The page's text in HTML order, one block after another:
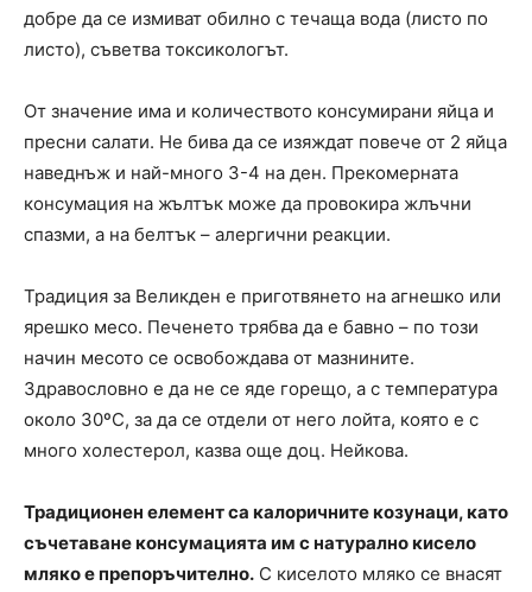
добре да се измиват обилно с течаща вода (листо по
листо), съветва токсикологът.
От значение има и количеството консумирани яйца и
пресни салати. Не бива да се изяждат повече от 2 яйца
наведнъж и най-много 3-4 на ден. Прекомерната
консумация на жълтък може да провокира жлъчни
спазми, а на белтък – алергични реакции.
Традиция за Великден е приготвянето на агнешко или
ярешко месо. Печенето трябва да е бавно – по този
начин месото се освобождава от мазнините.
Здравословно е да не се яде горещо, а с температура
около 30ºС, за да се отдели от него лойта, която е с
много холестерол, казва още доц. Нейкова.
Традиционен елемент са калоричните козунаци, като
съчетаване консумацията им с натурално кисело
мляко е препоръчително. С киселото мляко се внасят